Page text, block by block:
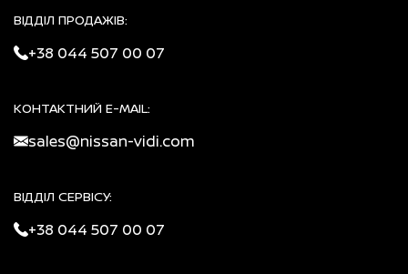
ВІДДІЛ ПРОДАЖІВ:
+38 044 507 00 07
КОНТАКТНИЙ E-MAIL:
sales@nissan-vidi.com
ВІДДІЛ СЕРВІСУ:
+38 044 507 00 07